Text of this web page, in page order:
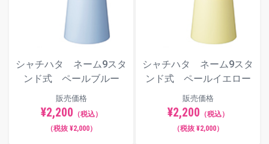
シャチハタ ネーム9スタ
ンド式 ペールブルー
販売価格
¥2,200 （税込）
（税抜 ¥2,000）
シャチハタ ネーム9スタ
ンド式 ペールイエロー
販売価格
¥2,200 （税込）
（税抜 ¥2,000）